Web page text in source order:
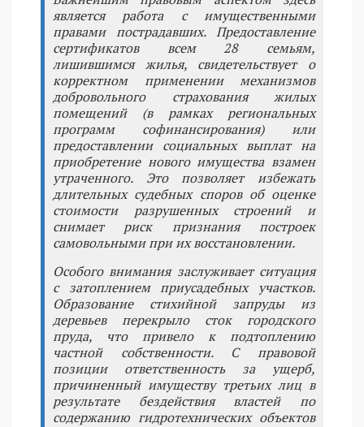
является работа с имущественными
правами пострадавших. Предоставление
сертификатов всем 28 семьям,
лишившимся жилья, свидетельствует о
корректном применении механизмов
добровольного страхования жилых
помещений (в рамках региональных
программ софинансирования) или
предоставлении социальных выплат на
приобретение нового имущества взамен
утраченного. Это позволяет избежать
длительных судебных споров об оценке
стоимости разрушенных строений и
снимает риск признания построек
самовольными при их восстановлении.
Особого внимания заслуживает ситуация
с затоплением приусадебных участков.
Образование стихийной запруды из
деревьев перекрыло сток городского
пруда, что привело к подтоплению
частной собственности. С правовой
позиции ответственность за ущерб,
причиненный имуществу третьих лиц в
результате бездействия властей по
содержанию гидротехнических объектов